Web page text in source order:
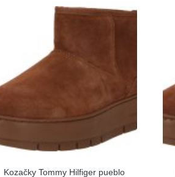
Kozačky Tommy Hilfiger pueblo